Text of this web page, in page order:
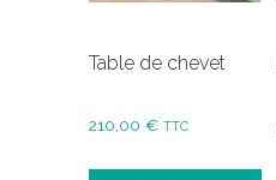
Table de chevet
210,00 € TTC